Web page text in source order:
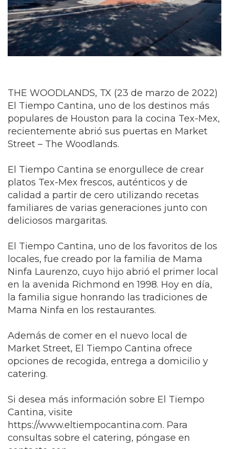
THE WOODLANDS, TX (23 de marzo de 2022)
El Tiempo Cantina, uno de los destinos más
populares de Houston para la cocina Tex-Mex,
recientemente abrió sus puertas en Market
Street – The Woodlands.
El Tiempo Cantina se enorgullece de crear
platos Tex-Mex frescos, auténticos y de
calidad a partir de cero utilizando recetas
familiares de varias generaciones junto con
deliciosos margaritas.
El Tiempo Cantina, uno de los favoritos de los
locales, fue creado por la familia de Mama
Ninfa Laurenzo, cuyo hijo abrió el primer local
en la avenida Richmond en 1998. Hoy en día,
la familia sigue honrando las tradiciones de
Mama Ninfa en los restaurantes.
Además de comer en el nuevo local de
Market Street, El Tiempo Cantina ofrece
opciones de recogida, entrega a domicilio y
catering.
Si desea más información sobre El Tiempo
Cantina, visite
https://www.eltiempocantina.com. Para
consultas sobre el catering, póngase en